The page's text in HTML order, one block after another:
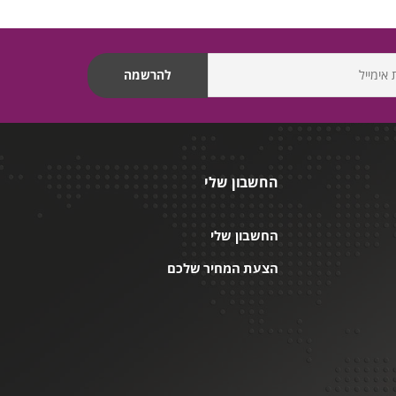
החשבון שלי
החשבון שלי
הצעת המחיר שלכם